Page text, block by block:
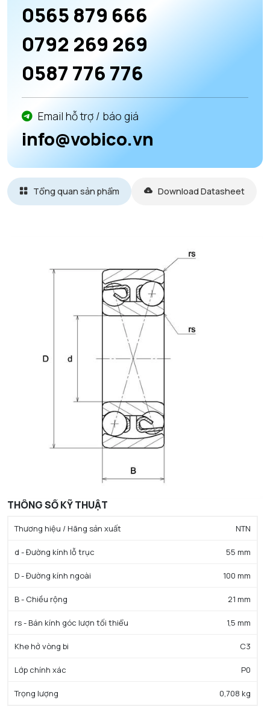
0565 879 666
0792 269 269
0587 776 776
Email hỗ trợ / báo giá
info@vobico.vn
Tổng quan sản phẩm Download Datasheet
THÔNG SỐ KỸ THUẬT
Thương hiệu / Hãng sản xuất NTN
d - Đường kính lỗ trục 55 mm
D - Đường kính ngoài 100 mm
B - Chiều rộng 21 mm
rs - Bán kính góc lượn tối thiểu 1,5 mm
Khe hở vòng bi C3
Lớp chính xác P0
Trọng lượng 0,708 kg